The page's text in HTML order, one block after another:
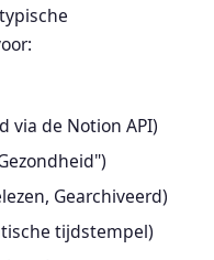
via de Notion API)
Gearchiveerd)
tijdstempel)